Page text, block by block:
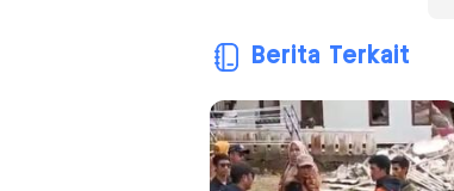
Berita Terkait